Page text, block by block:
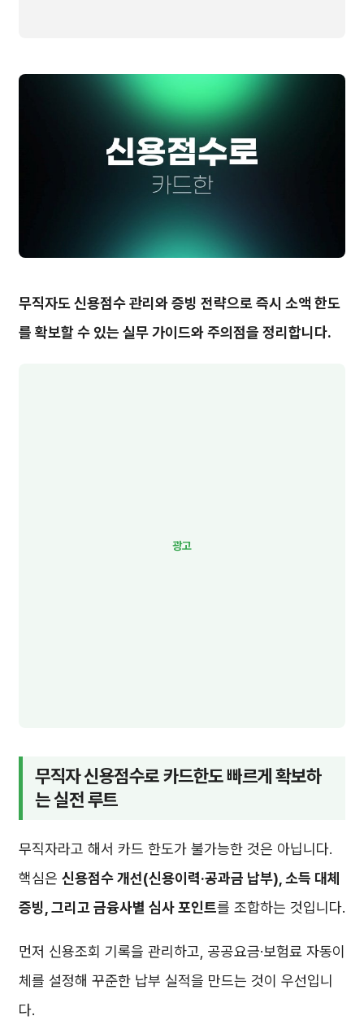
무직자도 신용점수 관리와 증빙 전략으로 즉시 소액 한도
를 확보할 수 있는 실무 가이드와 주의점을 정리합니다.
무직자 신용점수로 카드한도 빠르게 확보하
는 실전 루트
무직자라고 해서 카드 한도가 불가능한 것은 아닙니다.
핵심은 신용점수 개선(신용이력·공과금 납부), 소득 대체
증빙, 그리고 금융사별 심사 포인트를 조합하는 것입니다.
먼저 신용조회 기록을 관리하고, 공공요금·보험료 자동이
체를 설정해 꾸준한 납부 실적을 만드는 것이 우선입니
다.